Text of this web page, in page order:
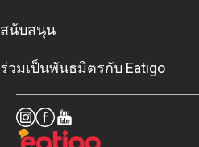
สนับสนุน
ร่วมเป็นพันธมิตรกับ Eatigo